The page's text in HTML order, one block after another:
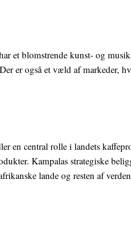
et blomstrende kunst- og
er også et væld af markeder,
en central rolle i landets
Kampalas strategiske
lande og resten af